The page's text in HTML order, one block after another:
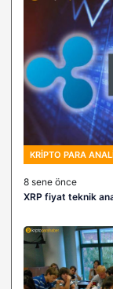
KRIPTO PARA
8 sene önce
XRP fiyat teknik